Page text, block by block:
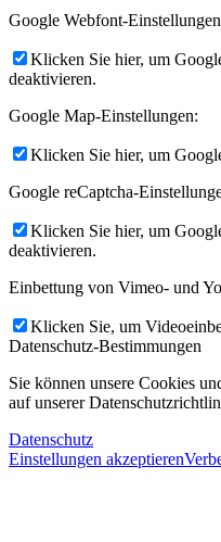
Google Webfont-
Klicken Sie hier, um
deaktivieren.
Google Map-Einstellungen:
Klicken Sie hier, um
Google reCaptcha-
Klicken Sie hier, um
deaktivieren.
Einbettung von Vimeo- und
Klicken Sie, um
Datenschutz-Bestimmungen
Sie können unsere Cookies
auf unserer
Datenschutz
Einstellungen akzeptieren